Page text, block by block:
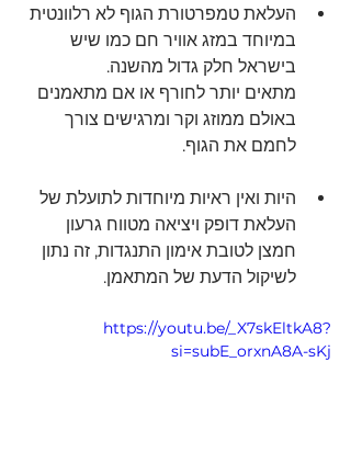
העלאת טמפרטורת הגוף לא רלוונטית
במיוחד במזג אוויר חם כמו שיש
בישראל חלק גדול מהשנה.
מתאים יותר לחורף או אם מתאמנים
באולם ממוזג וקר ומרגישים צורך
לחמם את הגוף.
היות ואין ראיות מיוחדות לתועלת של
העלאת דופק ויציאה מטווח גרעון
חמצן לטובת אימון התנגדות, זה נתון
לשיקול הדעת של המתאמן.
https://youtu.be/_X7skEltkA8?
si=subE_orxnA8A-sKj